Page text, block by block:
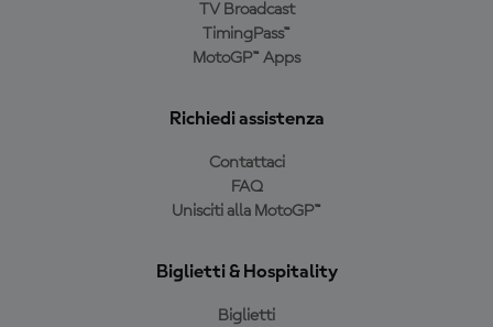
TV Broadcast
TimingPass™
MotoGP™ Apps
Richiedi assistenza
Contattaci
FAQ
Unisciti alla MotoGP™
Biglietti & Hospitality
Biglietti